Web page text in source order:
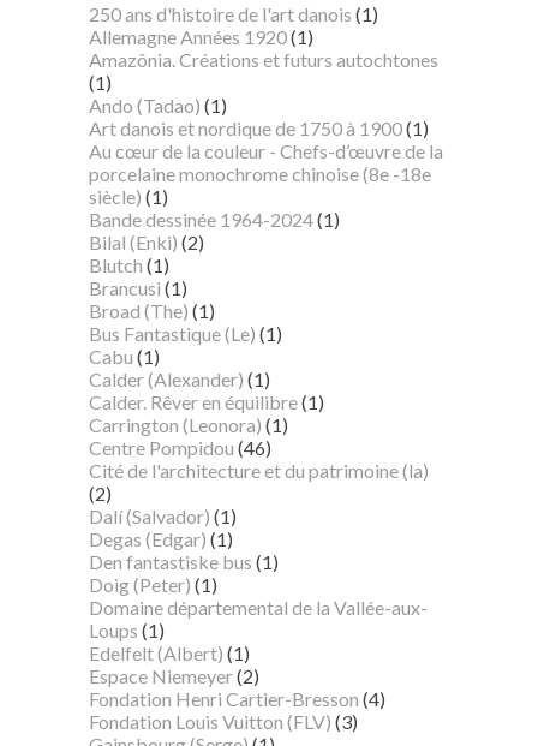
250 ans d'histoire de l'art danois (1)
Allemagne Années 1920(1)
Amazônia. Créations et futurs autochtones
(1)
Ando (Tadao) (1)
Art danois et nordique de 1750 à 1900(1)
Au cœur de la couleur - Chefs-d’œuvre de la
porcelaine monochrome chinoise (8e -18e
siècle) (1)
Bande dessinée 1964-2024(1)
Bilal (Enki) (2)
Blutch (1)
Brancusi (1)
Broad (The) (1)
Bus Fantastique (Le) (1)
Cabu (1)
Calder (Alexander) (1)
Calder. Rêver en équilibre(1)
Carrington (Leonora) (1)
Centre Pompidou (46)
Cité de l'architecture et du patrimoine (la)
(2)
Dalí (Salvador) (1)
Degas (Edgar) (1)
Den fantastiske bus (1)
Doig (Peter) (1)
Domaine départemental de la Vallée-aux-
Loups (1)
Edelfelt (Albert) (1)
Espace Niemeyer(2)
Fondation Henri Cartier-Bresson (4)
Fondation Louis Vuitton (FLV) (3)